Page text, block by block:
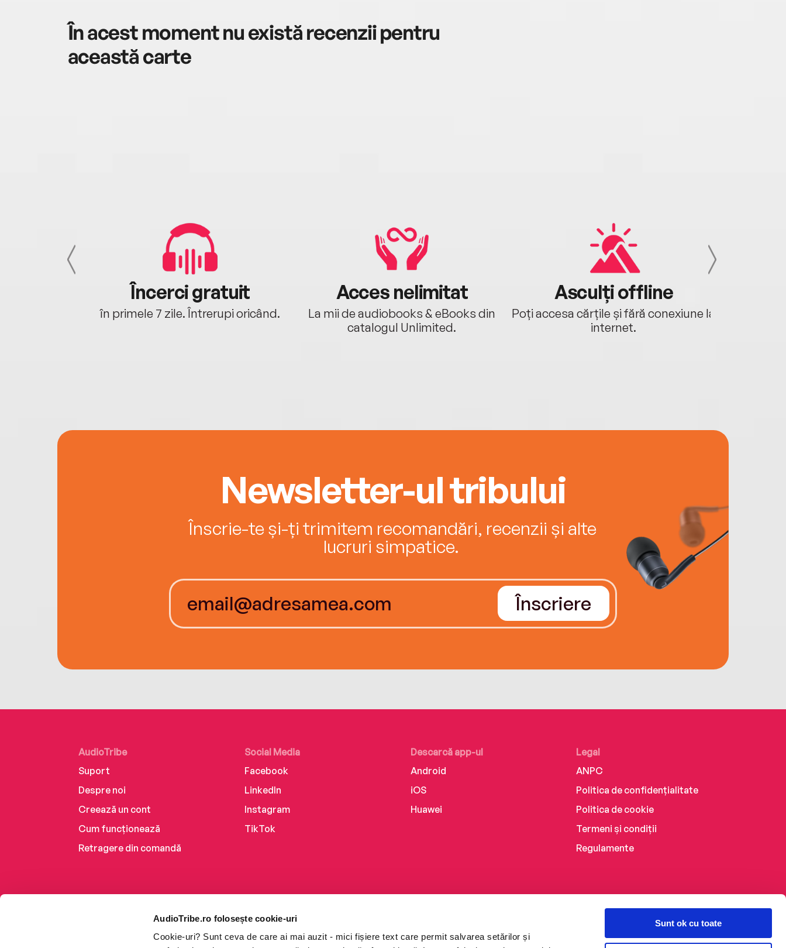
AudioTribe.ro folosește cookie-uri
Cookie-uri? Sunt ceva de care ai mai auzit - mici fișiere text care permit salvarea setărilor și
Sunt ok cu toate
În acest moment nu există recenzii pentru
această carte
Încerci gratuit
în primele 7 zile. Întrerupi oricând.
Acces nelimitat
La mii de audiobooks & eBooks din
catalogul Unlimited.
Asculți offline
Poți accesa cărțile și fără conexiune la
internet.
Newsletter-ul tribului
Înscrie-te și-ți trimitem recomandări, recenzii și alte
lucruri simpatice.
Înscriere
AudioTribe
Suport
Despre noi
Creează un cont
Cum funcționează
Retragere din comandă
Social Media
Facebook
LinkedIn
Instagram
TikTok
Descarcă app-ul
Android
iOS
Huawei
Legal
ANPC
Politica de confidențialitate
Politica de cookie
Termeni și condiții
Regulamente